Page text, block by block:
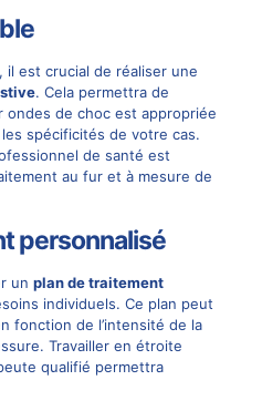
il est crucial de réaliser une
. Cela permettra de
ondes de choc est appropriée
spécificités de votre cas.
de santé est
au fur et à mesure de
personnalisé
un plan de traitement
individuels. Ce plan peut
fonction de l’intensité de la
Travailler en étroite
qualifié permettra